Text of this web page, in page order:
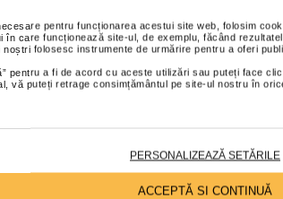
pentru funcționarea acestui site web, folosim
în care funcționează site-ul, de exemplu, făcând
folosesc instrumente de urmărire pentru a oferi
pentru a fi de acord cu aceste utilizări sau puteți face
vă puteți retrage consimțământul pe site-ul nostru în
PERSONALIZEAZĂ SETĂRILE
ACCEPTĂ SI CONTINUĂ
Teatrului